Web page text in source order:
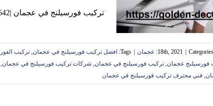
تركيب فورسيلنج في عجمان |0544026642| معلم فورسيلنج افضل شركات تركيب الجبس بورد بعجمان , في
Categories: عجمان Tags: افضل تركيب فورسيلنج في عجمان, تركيب
فورسيلنج عجمان, تركيب فورسيلنج في عجمان, شركات تركيب فورسيلنج في عجمان,
, فني محترف تركيب فورسيلنج في عجمان